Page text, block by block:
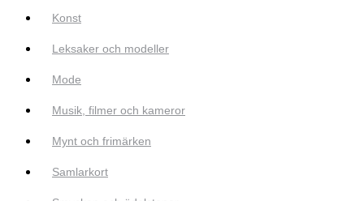
Konst
Leksaker och modeller
Mode
Musik, filmer och kameror
Mynt och frimärken
Samlarkort